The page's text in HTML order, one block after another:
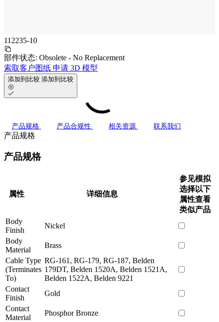
112235-10
部件状态: Obsolete - No Replacement
索取客户图纸 申请 3D 模型
添加到比较 添加到比较
产品规格 产品合规性 相关资源 联系我们
产品规格
产品规格
属性 详细信息
参见模拟
选择以下
属性查看
类似产品
Body
Finish
Nickel
Body
Material
Brass
Cable Type
(Terminates
To)
RG-161, RG-179, RG-187, Belden
179DT, Belden 1520A, Belden 1521A,
Belden 1522A, Belden 9221
Contact
Finish
Gold
Contact
Material
Phosphor Bronze